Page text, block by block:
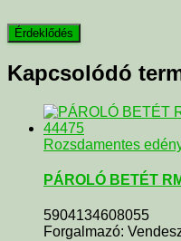
Kapcsolódó
Rozsdamentes
PÁROLÓ BETÉT
5904134608055
Forgalmazó: